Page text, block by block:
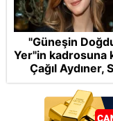
"Güneşin
Yer"in kadrosuna
Çağıl Aydıner,
karakteriyle